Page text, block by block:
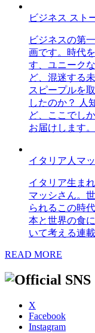
ビジネス スト
ビジネスの第
画です。時代
す、ユニーク
ど、混迷する
スピープルを
したのか？ 人
ど、ここでし
お届けします。
イタリア人マ
イタリア生ま
マッシさん。
られるこの時
本と世界の食
いて考える連載
READ MORE
X
Facebook
Instagram